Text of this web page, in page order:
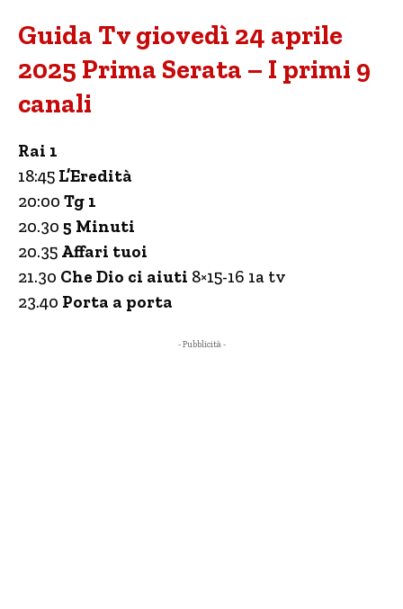
Guida Tv giovedì 24 aprile
2025 Prima Serata – I primi 9
canali
Rai 1
18:45 L’Eredità
20:00 Tg 1
20.30 5 Minuti
20.35 Affari tuoi
21.30 Che Dio ci aiuti 8×15-16 1a tv
23.40 Porta a porta
- Pubblicità -